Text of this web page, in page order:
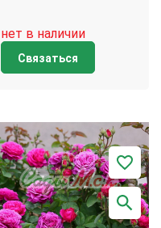
нет в наличии
Связаться